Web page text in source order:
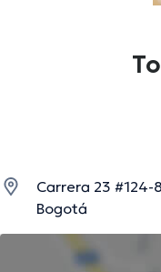
Carrera 23 #124-
Bogotá